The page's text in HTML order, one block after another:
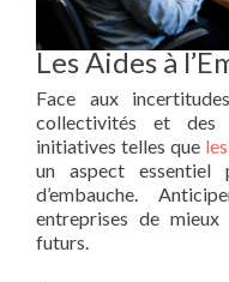
Les Aides à
Face aux
collectivités et des
initiatives telles que
un aspect essentiel
d’embauche.
entreprises de mieux
futurs.